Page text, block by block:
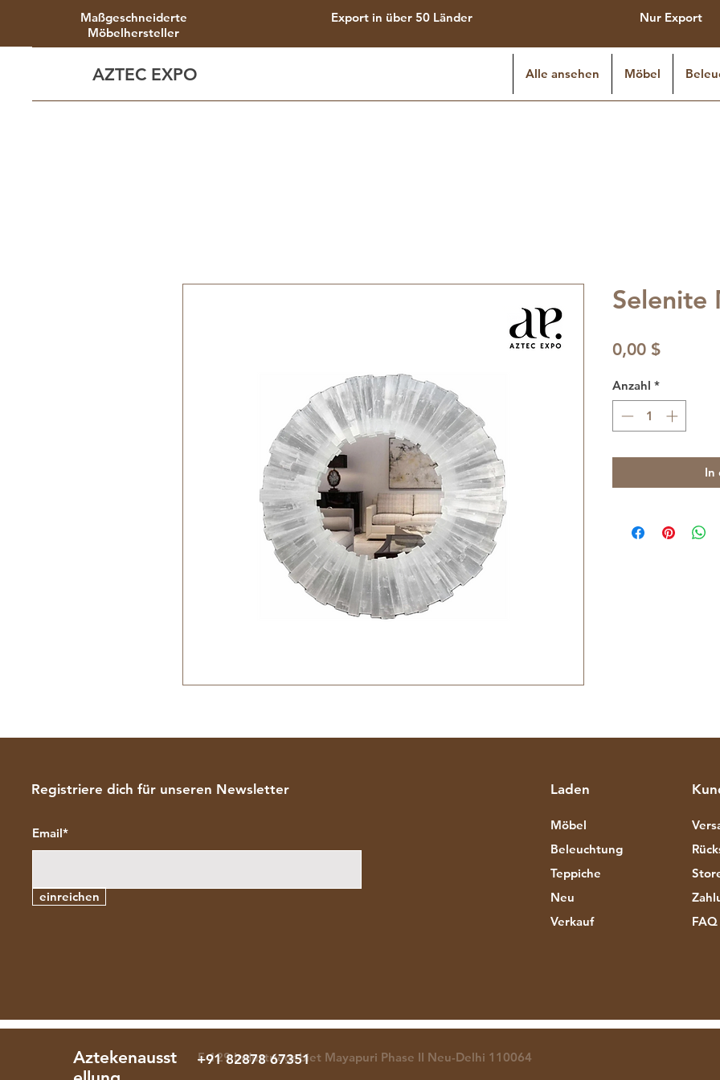
Maßgeschneiderte
Möbelhersteller
Export in über 50 Länder Nur Export
AZTEC EXPO Alle ansehen Möbel
Selenite
0,00 $Preis
Anzahl *
In
Registriere dich für unseren Newsletter
Email*
einreichen
Laden
Möbel
Beleuchtung
Teppiche
Neu
Verkauf
FAQ
Aztekenausst
F-129 Industriegebiet Mayapuri Phase II Neu-Delhi 110064
+91 82878 67351